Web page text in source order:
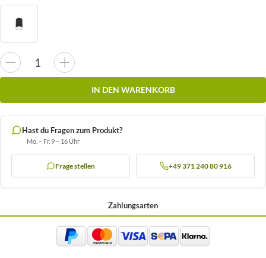
IN DEN WARENKORB
Hast du Fragen zum Produkt?
Mo. – Fr. 9 – 16 Uhr
Frage stellen +49 371 240 80 916
Zahlungsarten